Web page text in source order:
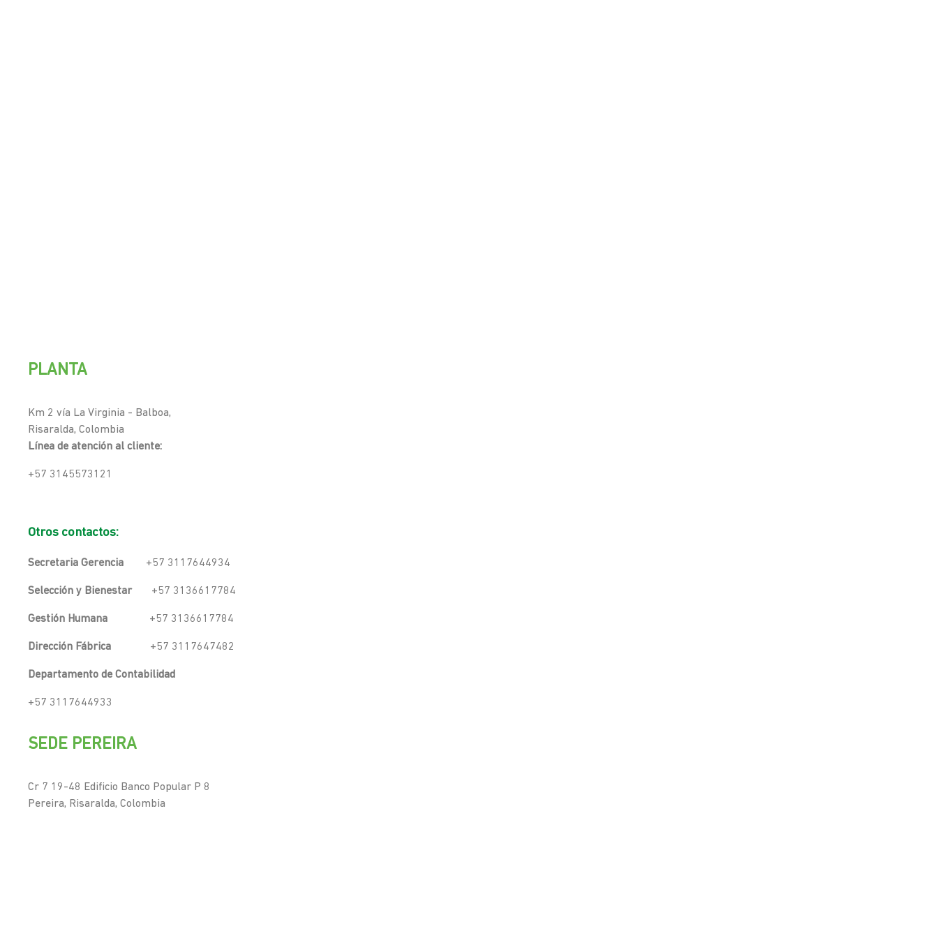
PLANTA
Km 2 vía La Virginia - Balboa,
Risaralda, Colombia
Línea de atención al cliente:
+57 3145573121
Otros contactos:
Secretaria Gerencia +57 3117644934
Selección y Bienestar+57 3136617784
Gestión Humana +57 3136617784
Dirección Fábrica +57 3117647482
Departamento de Contabilidad
+57 3117644933
SEDE PEREIRA
Cr 7 19-48 Edificio Banco Popular P 8
Pereira, Risaralda, Colombia